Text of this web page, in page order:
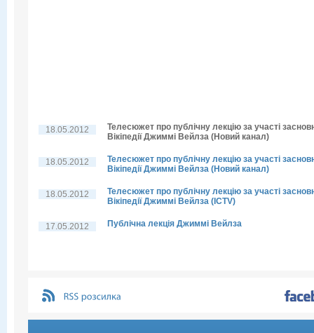
18.05.2012
Телесюжет про публічну лекцію за участі
Вікіпедії Джиммі Вейлза (Новий канал)
18.05.2012
Телесюжет про публічну лекцію за участі
Вікіпедії Джиммі Вейлза (Новий канал)
18.05.2012
Телесюжет про публічну лекцію за участі
Вікіпедії Джиммі Вейлза (ICTV)
17.05.2012 Публічна лекція Джиммі Вейлза